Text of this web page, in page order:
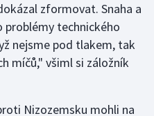
zformovat. Snaha a
problémy technického
nejsme pod tlakem, tak
míčů," všiml si záložník
Nizozemsku mohli na